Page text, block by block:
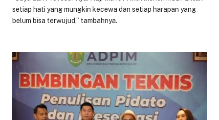
setiap hati yang mungkin kecewa dan setiap harapan yang
belum bisa terwujud,” tambahnya.